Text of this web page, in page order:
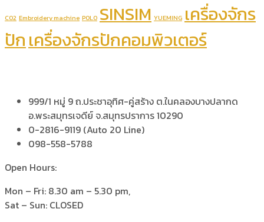
CO2 Embroidery machine POLO SINSIM YUEMING เครื่องจักร
ปักเครื่องจักรปักคอมพิวเตอร์
999/1 หมู่ 9 ถ.ประชาอุทิศ-คู่สร้าง ต.ในคลองบางปลากด
อ.พระสมุทรเจดีย์ จ.สมุทรปราการ 10290
0-2816-9119 (Auto 20 Line)
098-558-5788
Open Hours:
Mon – Fri: 8.30 am – 5.30 pm,
Sat – Sun: CLOSED